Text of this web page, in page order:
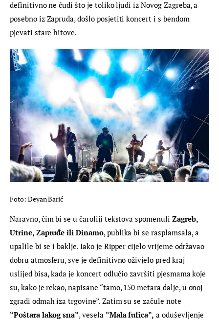
definitivno ne čudi što je toliko ljudi iz Novog Zagreba, a
posebno iz Zapruđa, došlo posjetiti koncert i s bendom
pjevati stare hitove.
Foto: Deyan Barić
Naravno, čim bi se u čaroliji tekstova spomenuli Zagreb,
Utrine, Zapruđe ili Dinamo, publika bi se rasplamsala, a
upalile bi se i baklje. Iako je Ripper cijelo vrijeme održavao
dobru atmosferu, sve je definitivno oživjelo pred kraj
uslijed bisa, kada je koncert odlučio završiti pjesmama koje
su, kako je rekao, napisane “tamo, 150 metara dalje, u onoj
zgradi odmah iza trgovine”. Zatim su se začule note
“Poštara lakog sna”, vesela “Mala fufica”, a oduševljenje